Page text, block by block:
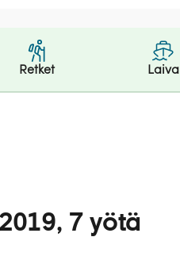
Retket Laiva
7 yötä